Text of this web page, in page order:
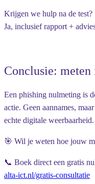
Krijgen we hulp na de test?
Ja, inclusief rapport +
Conclusie: meten
Een phishing nulmeting is
actie. Geen aannames,
echte digitale weerbaarheid.
🎯 Wil je weten hoe jouw
📞 Boek direct een gratis
alta-ict.nl/gratis-consultatie